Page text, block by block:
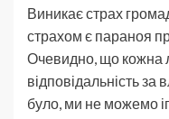
Виникає страх
страхом є параноя
Очевидно, що кожна
відповідальність за
було, ми не можемо